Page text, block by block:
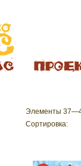
Элементы
Сортировка: